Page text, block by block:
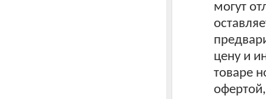
могут
цену и
товаре